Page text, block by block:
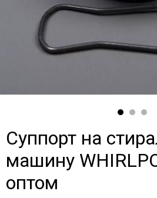
Суппорт на
машину
оптом